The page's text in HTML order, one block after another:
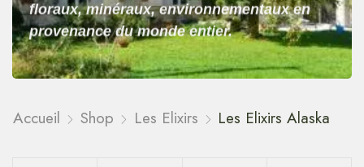
floraux, minéraux, environnementaux en
provenance du monde entier.
Accueil Shop Les Elixirs Les Elixirs Alaska